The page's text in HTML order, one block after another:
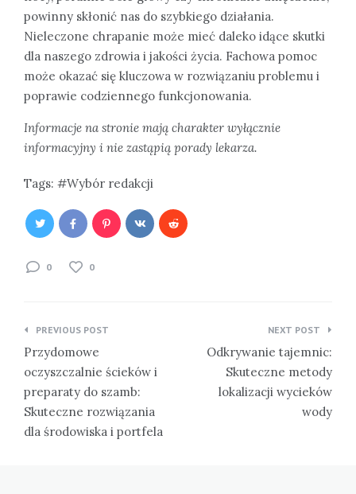
powinny skłonić nas do szybkiego działania.
Nieleczone chrapanie może mieć daleko idące skutki
dla naszego zdrowia i jakości życia. Fachowa pomoc
może okazać się kluczowa w rozwiązaniu problemu i
poprawie codziennego funkcjonowania.
Informacje na stronie mają charakter wyłącznie
informacyjny i nie zastąpią porady lekarza.
Tags: Wybór redakcji
0 0
Nawigacja
wpisu
PREVIOUS POST
Przydomowe
oczyszczalnie ścieków i
preparaty do szamb:
Skuteczne rozwiązania
dla środowiska i portfela
NEXT POST
Odkrywanie tajemnic:
Skuteczne metody
lokalizacji wycieków
wody